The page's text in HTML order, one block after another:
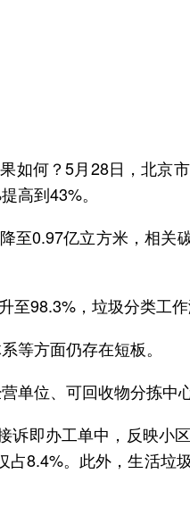
何？5月28日，北京
高到43%。
0.97亿立方米，相
98.3%，垃圾分类工
等方面仍存在短板。
位、可回收物分拣中
即办工单中，反映小
8.4%。此外，生活